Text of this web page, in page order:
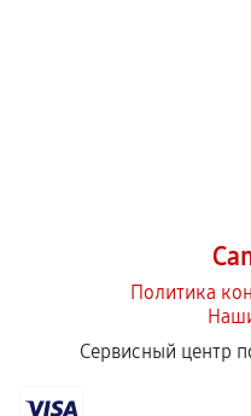
Политика
Сервисный центр